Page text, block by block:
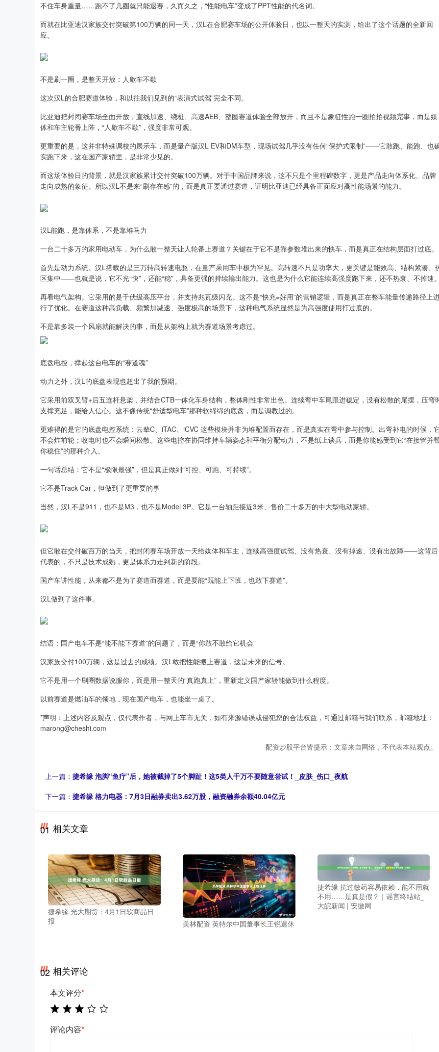
不住车身重量……跑不了几圈就只能退赛，久而久之，“性能电车”变成了PPT性能的代名词。
而就在比亚迪汉家族交付突破第100万辆的同一天，汉L在合肥赛车场的公开体验日，也以一整天的实测，给出了这个话题的全新回
应。
不是刷一圈，是整天开放：人歇车不歇
这次汉L的合肥赛道体验，和以往我们见到的“表演式试驾”完全不同。
比亚迪把封闭赛车场全面开放，直线加速、绕桩、高速AEB、整圈赛道体验全部放开，而且不是象征性跑一圈拍拍视频完事，而是媒
体和车主轮番上阵，“人歇车不歇”，强度非常可观。
更重要的是，这并非特殊调校的展示车，而是量产版汉L EV和DM车型，现场试驾几乎没有任何“保护式限制”——它敢跑、能跑、也
实跑下来，这在国产家轿里，是非常少见的。
而这场体验日的背景，就是汉家族累计交付突破100万辆。对于中国品牌来说，这不只是个里程碑数字，更是产品走向体系化、品牌
走向成熟的象征。所以汉L不是来“刷存在感”的，而是真正要通过赛道，证明比亚迪已经具备正面应对高性能场景的能力。
汉L能跑，是靠体系，不是靠堆马力
一台二十多万的家用电动车，为什么敢一整天让人轮番上赛道？关键在于它不是靠参数堆出来的快车，而是真正在结构层面打过底。
首先是动力系统。汉L搭载的是三万转高转速电驱，在量产乘用车中极为罕见。高转速不只是功率大，更关键是能效高、结构紧凑、
区集中——也就是说，它不光“快”，还能“稳”，具备更强的持续输出能力。这也是为什么它能连续高强度跑下来，还不热衰、不掉速。
再看电气架构。它采用的是千伏级高压平台，并支持兆瓦级闪充。这不是“快充=好用”的营销逻辑，而是真正在整车能量传递路径上
行了优化。在赛道这种高负载、频繁加减速、强度极高的场景下，这种电气系统显然是为高强度使用打过底的。
不是靠多装一个风扇就能解决的事，而是从架构上就为赛道场景考虑过。
底盘电控，撑起这台电车的“赛道魂”
动力之外，汉L的底盘表现也超出了我的预期。
它采用前双叉臂+后五连杆悬架，并结合CTB一体化车身结构，整体刚性非常出色。连续弯中车尾跟进稳定，没有松散的尾摆，压弯
支撑充足，能给人信心。这不像传统“舒适型电车”那种软绵绵的底盘，而是调教过的。
更难得的是它的底盘电控系统：云辇C、iTAC、iCVC 这些模块并非为堆配置而存在，而是真实在弯中参与控制。出弯补电的时候，
不会炸前轮；收电时也不会瞬间松散。这些电控在协同维持车辆姿态和平衡分配动力，不是纸上谈兵，而是你能感受到它“在接管并
你稳住”的那种介入。
一句话总结：它不是“极限最强”，但是真正做到“可控、可跑、可持续”。
它不是Track Car，但做到了更重要的事
当然，汉L不是911，也不是M3，也不是Model 3P。它是一台轴距接近3米、售价二十多万的中大型电动家轿。
但它敢在交付破百万的当天，把封闭赛车场开放一天给媒体和车主，连续高强度试驾、没有热衰、没有掉速、没有出故障——这背后
代表的，不只是技术成熟，更是体系力走到新的阶段。
国产车讲性能，从来都不是为了赛道而赛道，而是要能“既能上下班，也敢下赛道”。
汉L做到了这件事。
结语：国产电车不是“能不能下赛道”的问题了，而是“你敢不敢给它机会”
汉家族交付100万辆，这是过去的成绩。汉L敢把性能搬上赛道，这是未来的信号。
它不是用一个刷圈数据说服你，而是用一整天的“真跑真上”，重新定义国产家轿能做到什么程度。
以前赛道是燃油车的领地，现在国产电车，也能坐一桌了。
*声明：上述内容及观点，仅代表作者，与网上车市无关，如有来源错误或侵犯您的合法权益，可通过邮箱与我们联系，邮箱地址：
marong@cheshi.com
配资炒股平台皆提示：文章来自网络，不代表本站观点。
上一篇： 捷希缘 泡脚“鱼疗”后，她被截掉了5个脚趾！这5类人千万不要随意尝试！_皮肤_伤口_夜航
下一篇： 捷希缘 格力电器：7月3日融券卖出3.62万股，融资融券余额40.04亿元
01 相关文章
捷希缘 光大期货：4月1日软商品日
报
美林配资 英特尔中国董事长王锐退休
捷希缘 抗过敏药容易依赖，能不用就
不用……是真是假？｜谣言终结站_
大皖新闻 | 安徽网
02 相关评论
本文评分*
评论内容*